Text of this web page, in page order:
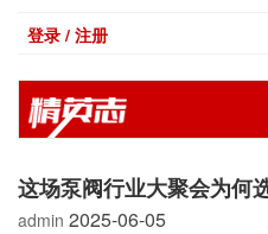
登录 / 注册
这场泵阀行业大聚会为何
admin 2025-06-05